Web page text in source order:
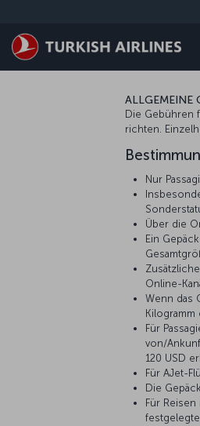
ALLGEMEINE
Die Gebühren
richten.
Nur
Über die
Ein
Online-
Wenn das
Für
von/
120 USD
Für AJet-
Die
Für